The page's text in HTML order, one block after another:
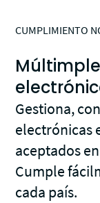
CUMPLIMIENTO
Gestiona,
electrónicas
aceptados
Cumple
cada país.